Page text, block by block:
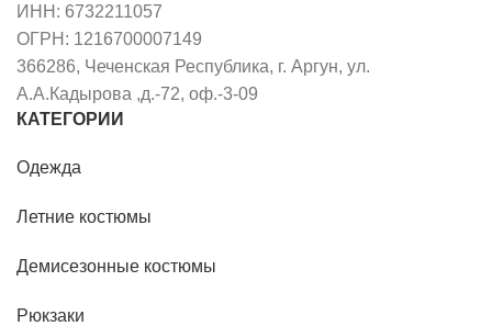
ИНН: 6732211057
ОГРН: 1216700007149
366286, Чеченская Республика, г. Аргун, ул.
А.А.Кадырова ,д.-72, оф.-3-09
КАТЕГОРИИ
Одежда
Летние костюмы
Демисезонные костюмы
Рюкзаки